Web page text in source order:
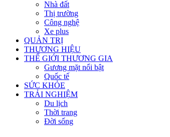
Nhà đất
Thị trường
Công nghệ
Xe plus
QUẢN TRỊ
THƯƠNG HIỆU
THẾ GIỚI THƯƠNG GIA
Gương mặt nổi bật
Quốc tế
SỨC KHỎE
TRẢI NGHIỆM
Du lịch
Thời trang
Đời sống